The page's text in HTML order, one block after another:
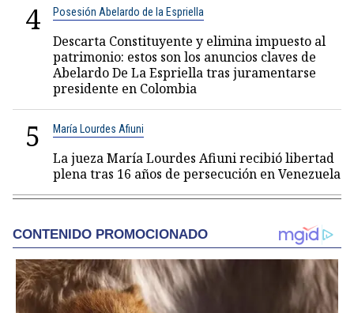
4 Posesión Abelardo de la Espriella
Descarta Constituyente y elimina impuesto al
patrimonio: estos son los anuncios claves de
Abelardo De La Espriella tras juramentarse
presidente en Colombia
5 María Lourdes Afiuni
La jueza María Lourdes Afiuni recibió libertad
plena tras 16 años de persecución en Venezuela